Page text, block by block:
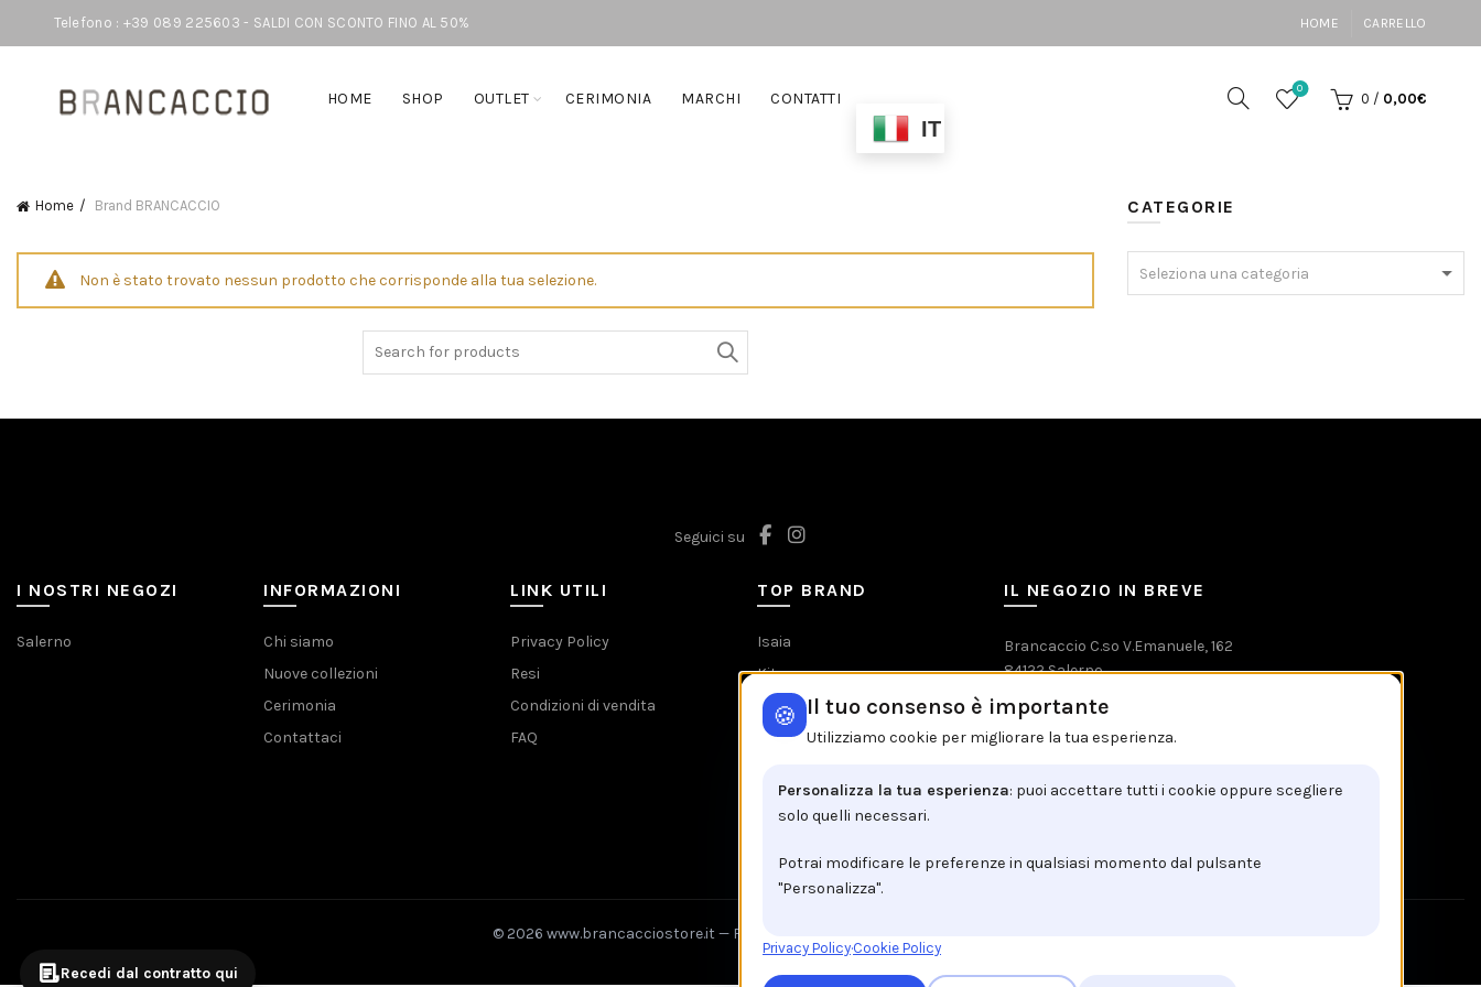
Telefono : +39 089 225603 - SALDI CON SCONTO FINO AL 50% HOME CARRELLO
HOME SHOP OUTLET CERIMONIA MARCHI CONTATTI
IT
0
0 / 0,00€
Home Brand BRANCACCIO
Non è stato trovato nessun prodotto che corrisponde alla tua selezione.
CATEGORIE
Seleziona una categoria
Seguici su
I NOSTRI NEGOZI
Salerno
INFORMAZIONI
Chi siamo
Nuove collezioni
Cerimonia
Contattaci
LINK UTILI
Privacy Policy
Resi
Condizioni di vendita
FAQ
TOP BRAND
Isaia
Kiton
Barba
Etro
Tombolini
IL NEGOZIO IN BREVE
Brancaccio C.so V.Emanuele, 162
84122 Salerno
Tel: +39 089 225603
Email: info@brancaccio1911.it
P.I. 00192920650
© 2026 www.brancacciostore.it — Fix Agency
Recedi dal contratto qui
🍪 Il tuo consenso è importante
Utilizziamo cookie per migliorare la tua esperienza.
Personalizza la tua esperienza: puoi accettare tutti i cookie oppure scegliere
solo quelli necessari.
Potrai modificare le preferenze in qualsiasi momento dal pulsante
"Personalizza".
Privacy Policy·Cookie Policy